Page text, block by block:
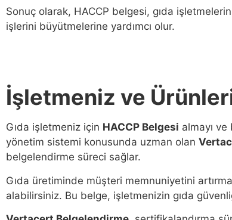
Sonuç olarak, HACCP belgesi, gıda
işlerini büyütmelerine yardımcı olur.
İşletmeniz ve
Gıda işletmeniz için HACCP Belgesi almayı
yönetim sistemi konusunda uzman olan
belgelendirme süreci sağlar.
Gıda üretiminde müşteri memnuniyetini
alabilirsiniz. Bu belge, işletmenizin gıda